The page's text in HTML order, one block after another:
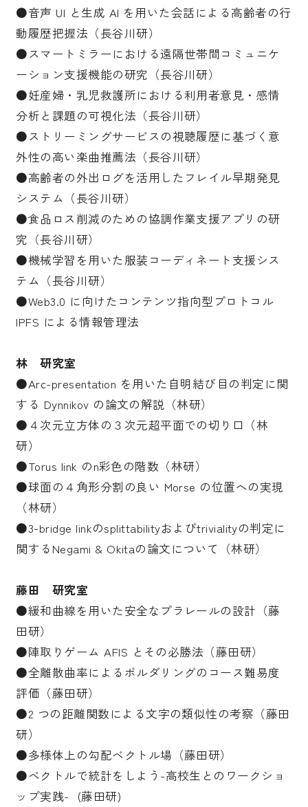
●音声 UI と生成 AI を用いた会話による高齢者の行
動履歴把握法（長谷川研）
●スマートミラーにおける遠隔世帯間コミュニケ
ーション支援機能の研究（長谷川研）
●妊産婦・乳児救護所における利用者意見・感情
分析と課題の可視化法（長谷川研）
●ストリーミングサービスの視聴履歴に基づく意
外性の高い楽曲推薦法（長谷川研）
●高齢者の外出ログを活用したフレイル早期発見
システム（長谷川研）
●食品ロス削減のための協調作業支援アプリの研
究（長谷川研）
●機械学習を用いた服装コーディネート支援シス
テム（長谷川研）
●Web3.0 に向けたコンテンツ指向型プロトコル
IPFS による情報管理法
林 研究室
●Arc-presentation を用いた自明結び目の判定に関
する Dynnikov の論文の解説（林研）
●４次元立方体の３次元超平面での切り口（林
研）
●Torus link のn彩色の階数（林研）
●球面の４角形分割の良い Morse の位置への実現
（林研）
●3-bridge linkのsplittabilityおよびtrivialityの判定に
関するNegami & Okitaの論文について（林研）
藤田 研究室
●緩和曲線を用いた安全なプラレールの設計（藤
田研）
●陣取りゲーム AFIS とその必勝法（藤田研）
●全離散曲率によるボルダリングのコース難易度
評価（藤田研）
●2 つの距離関数による文字の類似性の考察（藤田
研）
●多様体上の勾配ベクトル場（藤田研）
●ベクトルで統計をしよう-高校生とのワークショ
ップ実践- (藤田研)